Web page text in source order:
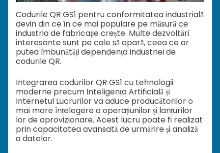
Codurile QR GS1 pentru conformitatea industrială
devin din ce în ce mai populare pe măsură ce
industria de fabricație crește. Multe dezvoltări
interesante sunt pe cale să apară, ceea ce ar
putea îmbunătăți dependența industriei de
codurile QR.
Integrarea codurilor QR GS1 cu tehnologii
moderne precum Inteligența Artificială și
Internetul Lucrurilor va aduce producătorilor o
mai mare înțelegere a operațiunilor și lanțurilor
lor de aprovizionare. Acest lucru poate fi realizat
prin capacitatea avansată de urmărire și analiză
a datelor.